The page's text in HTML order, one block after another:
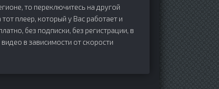
то переключитесь на другой
плеер, который у Вас работает и
без подписки, без регистрации, в
в зависимости от скорости